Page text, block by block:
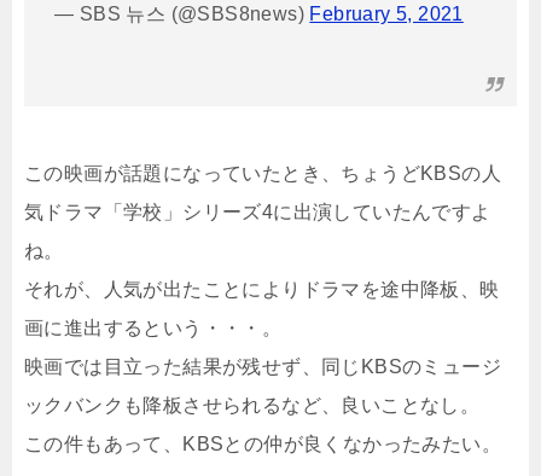
— SBS 뉴스 (@SBS8news) February 5, 2021
この映画が話題になっていたとき、ちょうどKBSの人
気ドラマ「学校」シリーズ4に出演していたんですよ
ね。
それが、人気が出たことによりドラマを途中降板、映
画に進出するという・・・。
映画では目立った結果が残せず、同じKBSのミュージ
ックバンクも降板させられるなど、良いことなし。
この件もあって、KBSとの仲が良くなかったみたい。